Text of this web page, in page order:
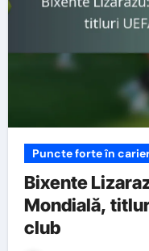
Puncte forte în
Bixente
Mondială,
club